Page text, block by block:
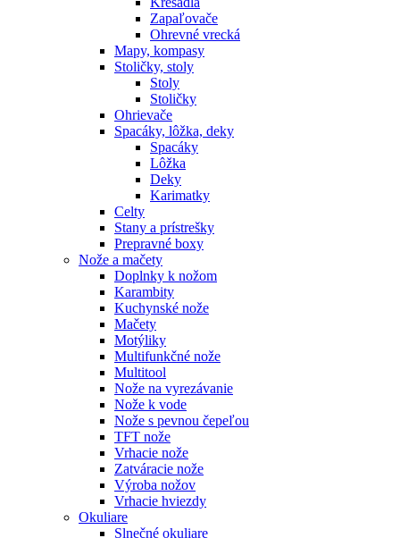
Zapaľovače
Ohrevné vrecká
Mapy, kompasy
Stoličky, stoly
Stoly
Stoličky
Ohrievače
Spacáky, lôžka, deky
Spacáky
Lôžka
Deky
Karimatky
Celty
Stany a prístrešky
Prepravné boxy
Nože a mačety
Doplnky k nožom
Karambity
Kuchynské nože
Mačety
Motýliky
Multifunkčné nože
Multitool
Nože na vyrezávanie
Nože k vode
Nože s pevnou čepeľou
TFT nože
Vrhacie nože
Zatváracie nože
Výroba nožov
Vrhacie hviezdy
Okuliare
Slnečné okuliare